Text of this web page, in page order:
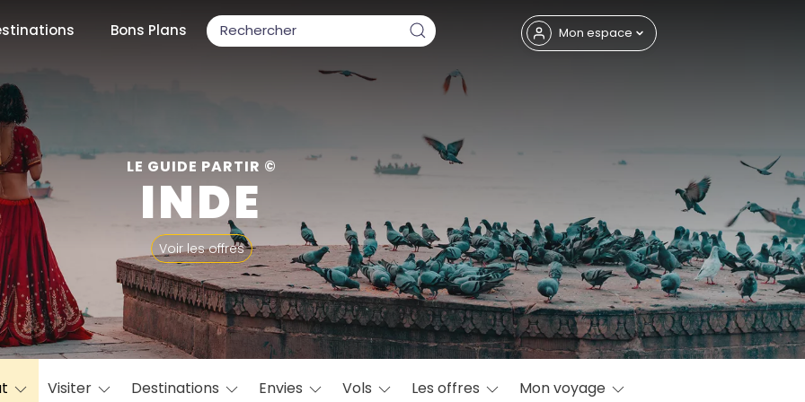
Bons Plans Mon espace
LE GUIDE PARTIR ©
INDE
Voir les offres
Visiter Destinations Envies Vols Les offres Mon voyage
Fermer
populaires
mois
Février Avril Mai Juin Juillet Août
Septembre
Novembre Décembre